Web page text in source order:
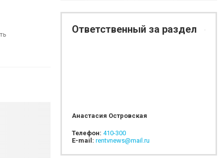
Ответственный за раздел
Анастасия Островская
Телефон: 410-300
E-mail: rentvnews@mail.ru